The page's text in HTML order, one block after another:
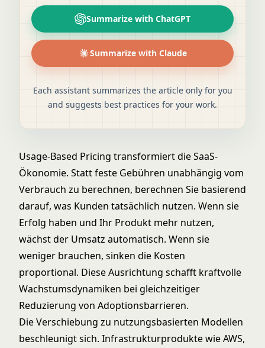
Summarize with ChatGPT
Summarize with Claude
Each assistant summarizes the article only for you
and suggests best practices for your work.
Usage-Based Pricing transformiert die SaaS-
Ökonomie. Statt feste Gebühren unabhängig vom
Verbrauch zu berechnen, berechnen Sie basierend
darauf, was Kunden tatsächlich nutzen. Wenn sie
Erfolg haben und Ihr Produkt mehr nutzen,
wächst der Umsatz automatisch. Wenn sie
weniger brauchen, sinken die Kosten
proportional. Diese Ausrichtung schafft kraftvolle
Wachstumsdynamiken bei gleichzeitiger
Reduzierung von Adoptionsbarrieren.
Die Verschiebung zu nutzungsbasierten Modellen
beschleunigt sich. Infrastrukturprodukte wie AWS,